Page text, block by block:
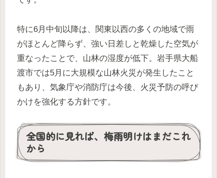
特に6月中旬以降は、関東以西の多くの地域で雨
がほとんど降らず、強い日差しと乾燥した空気が
重なったことで、山林の湿度が低下。岩手県大船
渡市では5月に大規模な山林火災が発生したこと
もあり、気象庁や消防庁は今後、火災予防の呼び
かけを強化する方針です。
全国的に見れば、梅雨明けはまだこれ
から